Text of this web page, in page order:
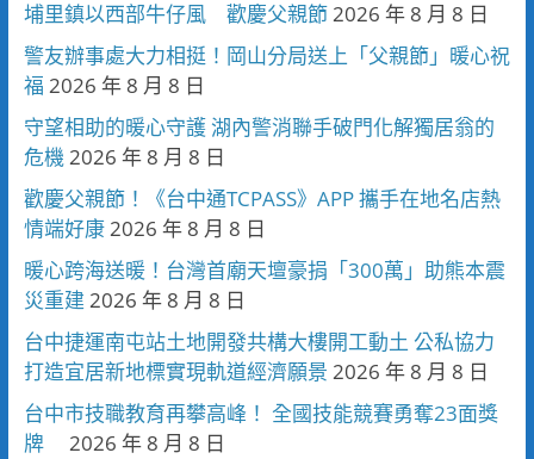
埔里鎮以西部牛仔風 歡慶父親節2026 年 8 月 8 日
警友辦事處大力相挺！岡山分局送上「父親節」暖心祝
福 2026 年 8 月 8 日
守望相助的暖心守護 湖內警消聯手破門化解獨居翁的
危機2026 年 8 月 8 日
歡慶父親節！《台中通TCPASS》APP 攜手在地名店熱
情端好康2026 年 8 月 8 日
暖心跨海送暖！台灣首廟天壇豪捐「300萬」助熊本震
災重建 2026 年 8 月 8 日
台中捷運南屯站土地開發共構大樓開工動土 公私協力
打造宜居新地標實現軌道經濟願景 2026 年 8 月 8 日
台中市技職教育再攀高峰！ 全國技能競賽勇奪23面獎
牌
2026 年 8 月 8 日